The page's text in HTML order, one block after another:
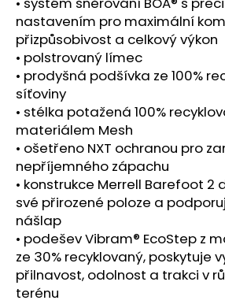
nastavením pro maximální
přizpůsobivost a celkový výkon
• polstrovaný límec
• prodyšná podšívka ze 100%
síťoviny
• stélka potažená 100%
materiálem Mesh
• ošetřeno NXT ochranou pro
nepříjemného zápachu
• konstrukce Merrell Barefoot 2
své přirozené poloze a
nášlap
• podešev Vibram® EcoStep z
ze 30% recyklovaný, poskytuje
přilnavost, odolnost a trakci v
terénu
u
č
u
j
e
m
e
BOTY
CRAFT
NORDLITE
SPEED
2
ČERNÁ
5
490
Kč